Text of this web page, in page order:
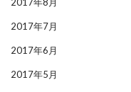
2017年7月
2017年6月
2017年5月